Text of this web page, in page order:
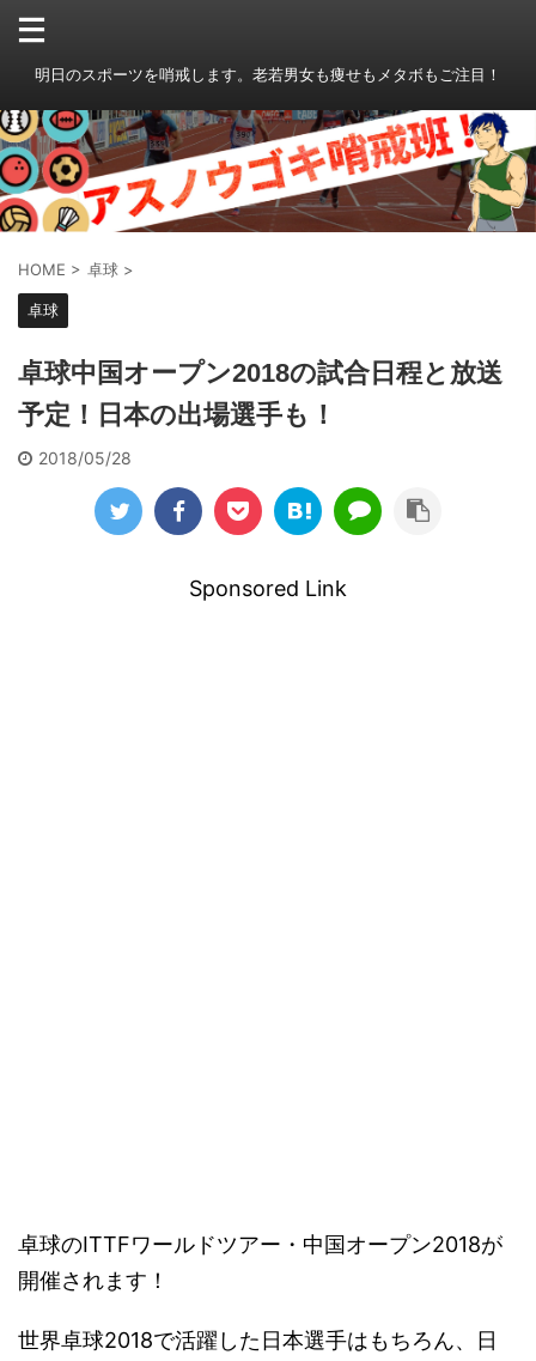
明日のスポーツを哨戒します。老若男女も痩せもメタボもご注目！
HOME > 卓球 >
卓球
卓球中国オープン2018の試合日程と放送
予定！日本の出場選手も！
2018/05/28
Sponsored Link
卓球のITTFワールドツアー・中国オープン2018が
開催されます！
世界卓球2018で活躍した日本選手はもちろん、日